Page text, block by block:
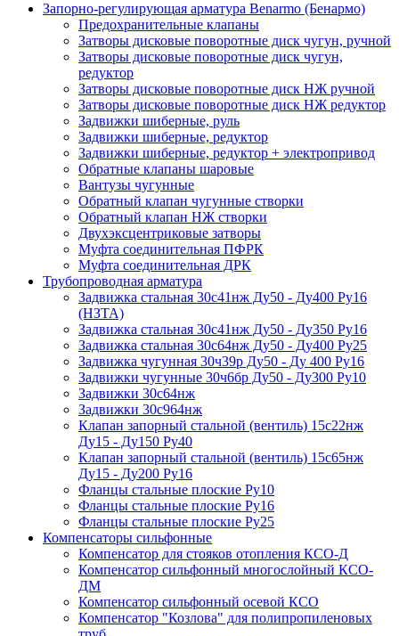
Запорно-регулирующая арматура Benarmo (Бенармо)
Предохранительные клапаны
Затворы дисковые поворотные диск чугун, ручной
Затворы дисковые поворотные диск чугун,
редуктор
Затворы дисковые поворотные диск НЖ ручной
Затворы дисковые поворотные диск НЖ редуктор
Задвижки шиберные, руль
Задвижки шиберные, редуктор
Задвижки шиберные, редуктор + электропривод
Обратные клапаны шаровые
Вантузы чугунные
Обратный клапан чугунные створки
Обратный клапан НЖ створки
Двухэксцентриковые затворы
Муфта соединительная ПФРК
Муфта соединительная ДРК
Трубопроводная арматура
Задвижка стальная 30с41нж Ду50 - Ду400 Ру16
(НЗТА)
Задвижка стальная 30с41нж Ду50 - Ду350 Ру16
Задвижка стальная 30с64нж Ду50 - Ду400 Ру25
Задвижка чугунная 30ч39р Ду50 - Ду 400 Ру16
Задвижки чугунные 30ч6бр Ду50 - Ду300 Ру10
Задвижки 30с64нж
Задвижки 30с964нж
Клапан запорный стальной (вентиль) 15с22нж
Ду15 - Ду150 Ру40
Клапан запорный стальной (вентиль) 15с65нж
Ду15 - Ду200 Ру16
Фланцы стальные плоские Ру10
Фланцы стальные плоские Ру16
Фланцы стальные плоские Ру25
Компенсаторы сильфонные
Компенсатор для стояков отопления КСО-Д
Компенсатор сильфонный многослойный КСО-
ДМ
Компенсатор сильфонный осевой КСО
Компенсатор "Козлова" для полипропиленовых